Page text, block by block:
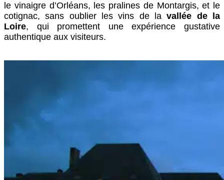
le vinaigre d’Orléans, les pralines de Montargis, et le
cotignac, sans oublier les vins de lavallée de la
Loire, qui promettent une expérience gustative
authentique aux visiteurs.